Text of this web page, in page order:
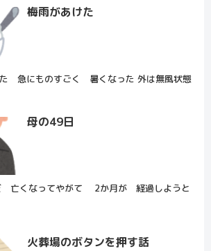
梅雨があけた
急にものすごく 暑くなった 外は無風状態
母の49日
亡くなってやがて 2か月が 経過しようと
火葬場のボタンを押す話